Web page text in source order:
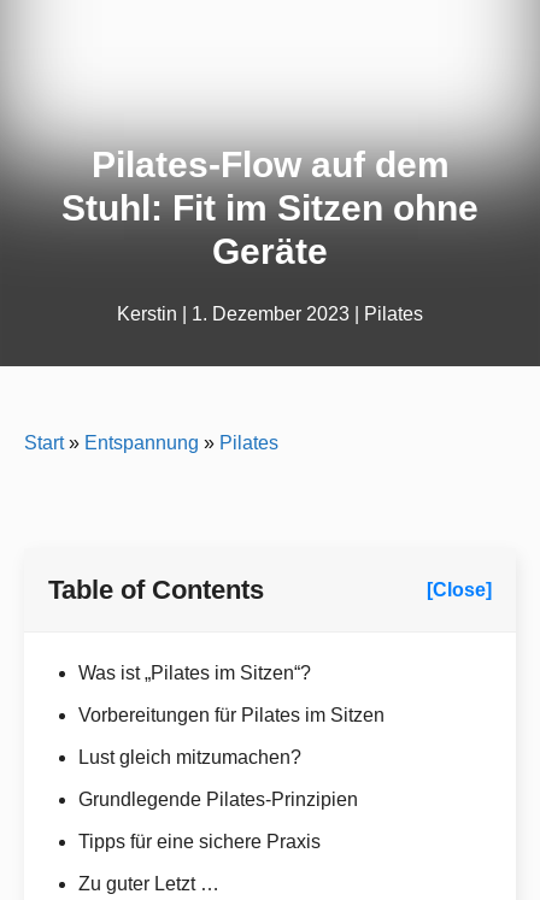
Pilates-Flow auf dem
Stuhl: Fit im Sitzen ohne
Geräte
Kerstin 1. Dezember 2023 Pilates
Start» Entspannung » Pilates
Table of Contents [Close]
Was ist „Pilates im Sitzen“?
Vorbereitungen für Pilates im Sitzen
Lust gleich mitzumachen?
Grundlegende Pilates-Prinzipien
Tipps für eine sichere Praxis
Zu guter Letzt …